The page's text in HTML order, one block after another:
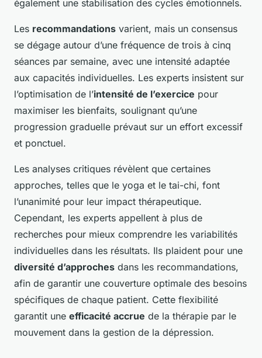
également une stabilisation des cycles émotionnels.
Les recommandations varient, mais un consensus
se dégage autour d’une fréquence de trois à cinq
séances par semaine, avec une intensité adaptée
aux capacités individuelles. Les experts insistent sur
l’optimisation de l’intensité de l’exercice pour
maximiser les bienfaits, soulignant qu’une
progression graduelle prévaut sur un effort excessif
et ponctuel.
Les analyses critiques révèlent que certaines
approches, telles que le yoga et le tai-chi, font
l’unanimité pour leur impact thérapeutique.
Cependant, les experts appellent à plus de
recherches pour mieux comprendre les variabilités
individuelles dans les résultats. Ils plaident pour une
diversité d’approches dans les recommandations,
afin de garantir une couverture optimale des besoins
spécifiques de chaque patient. Cette flexibilité
garantit une efficacité accrue de la thérapie par le
mouvement dans la gestion de la dépression.